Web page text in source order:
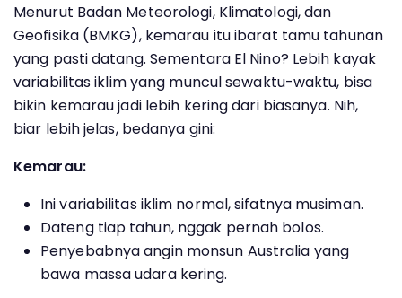
Menurut Badan Meteorologi, Klimatologi, dan
Geofisika (BMKG), kemarau itu ibarat tamu tahunan
yang pasti datang. Sementara El Nino? Lebih kayak
variabilitas iklim yang muncul sewaktu-waktu, bisa
bikin kemarau jadi lebih kering dari biasanya. Nih,
biar lebih jelas, bedanya gini:
Kemarau:
Ini variabilitas iklim normal, sifatnya musiman.
Dateng tiap tahun, nggak pernah bolos.
Penyebabnya angin monsun Australia yang
bawa massa udara kering.